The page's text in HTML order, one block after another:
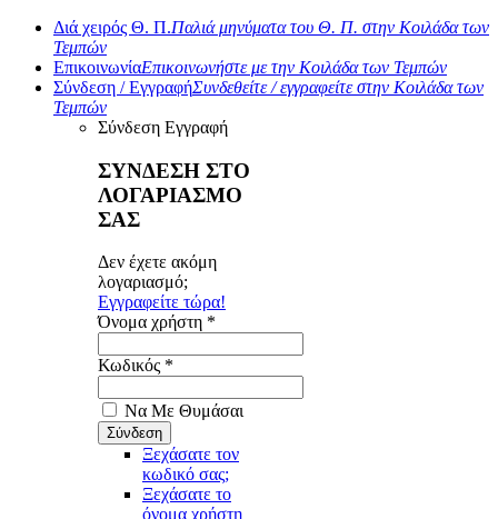
Διά χειρός Θ. Π.Παλιά μηνύματα του Θ. Π. στην Κοιλάδα των
Τεμπών
ΕπικοινωνίαΕπικοινωνήστε με την Κοιλάδα των Τεμπών
Σύνδεση / ΕγγραφήΣυνδεθείτε / εγγραφείτε στην Κοιλάδα των
Τεμπών
Σύνδεση Εγγραφή
ΣΥΝΔΕΣΗ ΣΤΟ
ΛΟΓΑΡΙΑΣΜΟ
ΣΑΣ
Δεν έχετε ακόμη
λογαριασμό;
Εγγραφείτε τώρα!
Όνομα χρήστη *
Κωδικός *
Να Με Θυμάσαι
Ξεχάσατε τον
κωδικό σας;
Ξεχάσατε το
όνομα χρήστη